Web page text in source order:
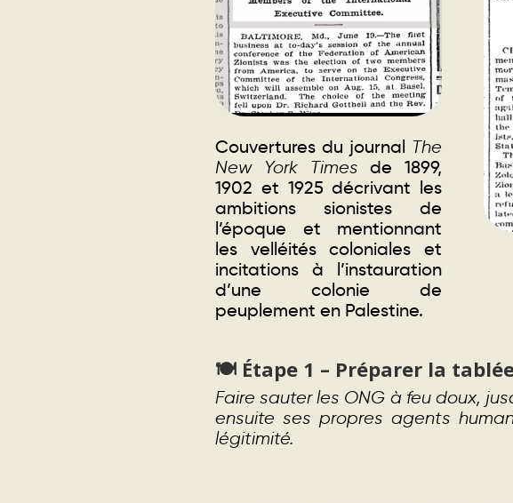
Couvertures du journal The
New York Times de 1899,
1902 et 1925 décrivant les
ambitions sionistes de
l’époque et mentionnant
les velléités coloniales et
incitations à l’instauration
d’une colonie de
peuplement en Palestine.
🍽️ Étape 1 – Préparer la
Faire sauter les ONG à feu doux,
ensuite ses propres agents
légitimité.